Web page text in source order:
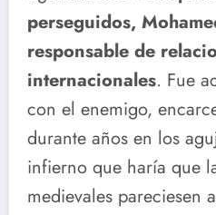
perseguidos,
responsable de
internacionales. Fue
con el enemigo,
durante años en los
infierno que haría que
medievales pareciesen